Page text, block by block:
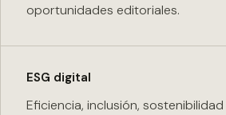
oportunidades editoriales.
ESG digital
Eficiencia, inclusión,